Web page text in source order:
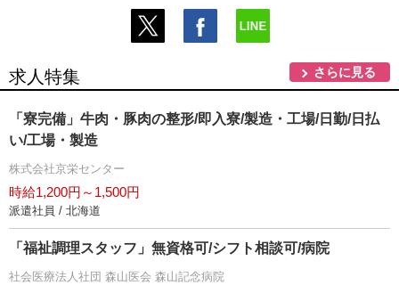
求人特集 さらに見る
「寮完備」牛肉・豚肉の整形/即入寮/製造・工場/日勤/日払
い/工場・製造
株式会社京栄センター
時給1,200円～1,500円
派遣社員 / 北海道
「福祉調理スタッフ」無資格可/シフト相談可/病院
社会医療法人社団 森山医会 森山記念病院